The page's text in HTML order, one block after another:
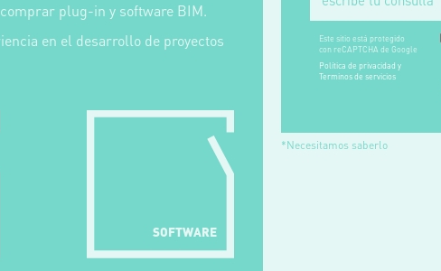
plug-in y software BIM.
en el desarrollo de proyectos
SOFTWARE
Este sitio está protegido
con reCAPTCHA de Google
Política de privacidad y
Terminos de servicios
*Necesitamos saberlo